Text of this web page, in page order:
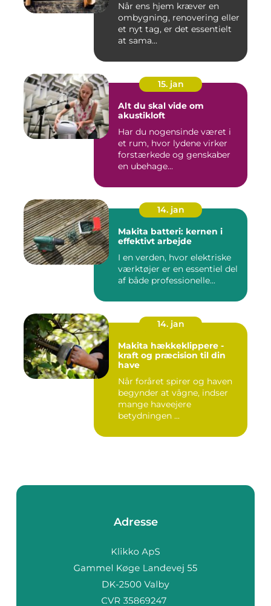
Når ens hjem kræver en
ombygning, renovering eller
et nyt tag, er det essentielt
at sama...
15. jan
Alt du skal vide om
akustikloft
Har du nogensinde været i
et rum, hvor lydene virker
forstærkede og genskaber
en ubehage...
14. jan
Makita batteri: kernen i
effektivt arbejde
I en verden, hvor elektriske
værktøjer er en essentiel del
af både professionelle...
14. jan
Makita hækkeklippere -
kraft og præcision til din
have
Når foråret spirer og haven
begynder at vågne, indser
mange haveejere
betydningen ...
Adresse